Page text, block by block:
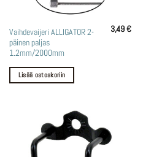
Vaihdevaijeri ALLIGATOR 2-
päinen paljas
1.2mm/2000mm
3,49€
Lisää ostoskoriin